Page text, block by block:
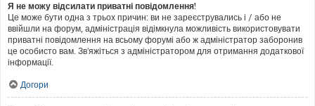
Я не можу відсилати приватні повідомлення!
Це може бути одна з трьох причин: ви не зареєструвались і / або не
ввійшли на форум, адміністрація відімкнула можливість використовувати
приватні повідомлення на всьому форумі або ж адміністратор заборонив
це особисто вам. Зв'яжіться з адміністратором для отримання додаткової
інформації.
Догори